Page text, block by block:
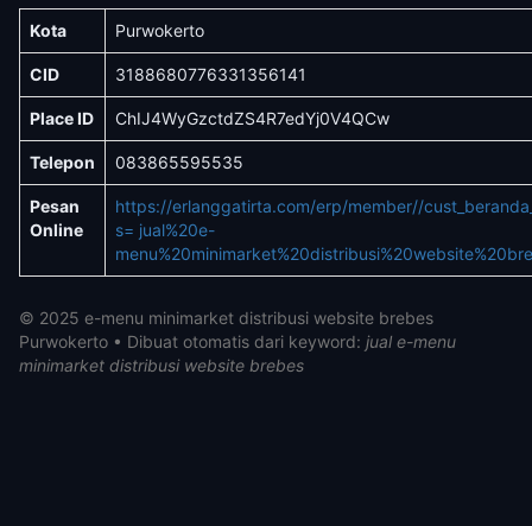
Kota Purwokerto
CID 3188680776331356141
Place ID ChIJ4WyGzctdZS4R7edYj0V4QCw
Telepon 083865595535
Pesan
Online
https://erlanggatirta.com/erp/member//
s= jual%20e-
© 2025 e-menu minimarket distribusi website brebes
Purwokerto • Dibuat otomatis dari keyword: jual e-menu
minimarket distribusi website brebes